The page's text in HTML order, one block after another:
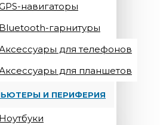
навигаторы
Bluetooth-гарнитуры
для телефонов
для планшетов
И ПЕРИФЕРИЯ
Ноутбуки